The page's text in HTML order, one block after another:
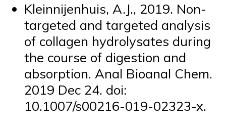
Kleinnijenhuis, A.J., 2019. Non-
targeted and targeted analysis
of collagen hydrolysates during
the course of digestion and
absorption. Anal Bioanal Chem.
2019 Dec 24. doi:
10.1007/s00216-019-02323-x.